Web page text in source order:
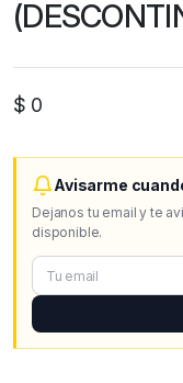
$ 0
Avisarme
Dejanos tu email y te
disponible.